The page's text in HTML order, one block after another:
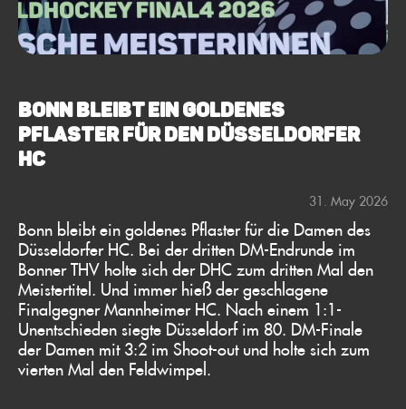
BONN BLEIBT EIN GOLDENES
PFLASTER FÜR DEN DÜSSELDORFER
HC
31. May 2026
Bonn bleibt ein goldenes Pflaster für die Damen des
Düsseldorfer HC. Bei der dritten DM-Endrunde im
Bonner THV holte sich der DHC zum dritten Mal den
Meistertitel. Und immer hieß der geschlagene
Finalgegner Mannheimer HC. Nach einem 1:1-
Unentschieden siegte Düsseldorf im 80. DM-Finale
der Damen mit 3:2 im Shoot-out und holte sich zum
vierten Mal den Feldwimpel.